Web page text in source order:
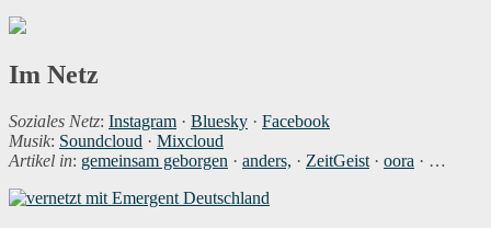
Im Netz
Soziales Netz: Instagram · Bluesky · Facebook
Musik: Soundcloud · Mixcloud
Artikel in: gemeinsam geborgen · anders, · ZeitGeist · oora · …